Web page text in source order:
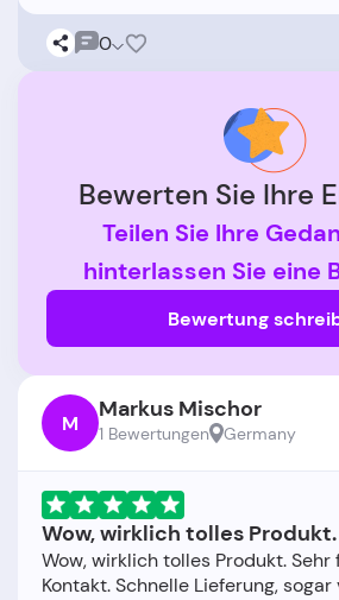
0
Bewerten Sie Ihre
Teilen Sie Ihre
hinterlassen Sie eine
Bewertung
M Markus Mischor
1 Bewertungen Germany
Wow, wirklich tolles Produkt.
Wow, wirklich tolles Produkt.
Kontakt. Schnelle Lieferung,